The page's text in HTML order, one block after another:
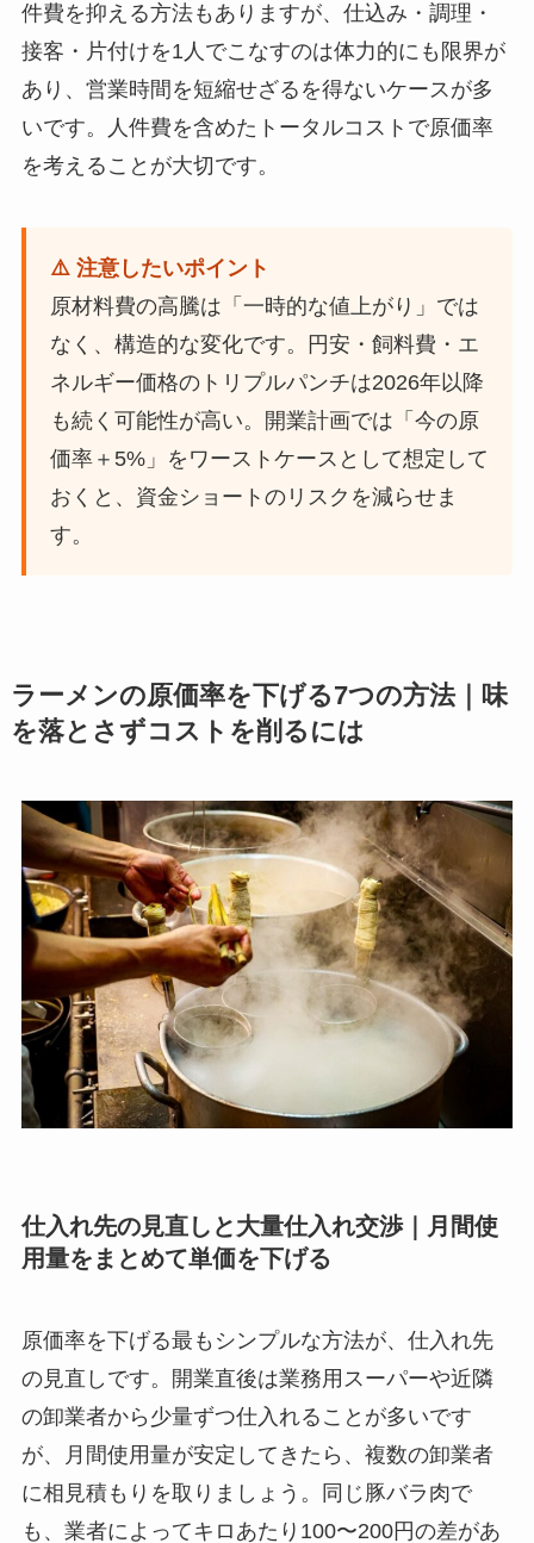
件費を抑える方法もありますが、仕込み・調理・
接客・片付けを1人でこなすのは体力的にも限界が
あり、営業時間を短縮せざるを得ないケースが多
いです。人件費を含めたトータルコストで原価率
を考えることが大切です。
⚠️ 注意したいポイント
原材料費の高騰は「一時的な値上がり」では
なく、構造的な変化です。円安・飼料費・エ
ネルギー価格のトリプルパンチは2026年以降
も続く可能性が高い。開業計画では「今の原
価率＋5%」をワーストケースとして想定して
おくと、資金ショートのリスクを減らせま
す。
ラーメンの原価率を下げる7つの方法｜味
を落とさずコストを削るには
仕入れ先の見直しと大量仕入れ交渉｜月間使
用量をまとめて単価を下げる
原価率を下げる最もシンプルな方法が、仕入れ先
の見直しです。開業直後は業務用スーパーや近隣
の卸業者から少量ずつ仕入れることが多いです
が、月間使用量が安定してきたら、複数の卸業者
に相見積もりを取りましょう。同じ豚バラ肉で
も、業者によってキロあたり100〜200円の差があ